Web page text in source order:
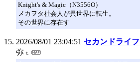
Knight's & Magic（N3556O）
メカヲタ社会人が異世界に転生。
その世界に存在す
2026/08/01 23:04:51 セカンドライ
弥